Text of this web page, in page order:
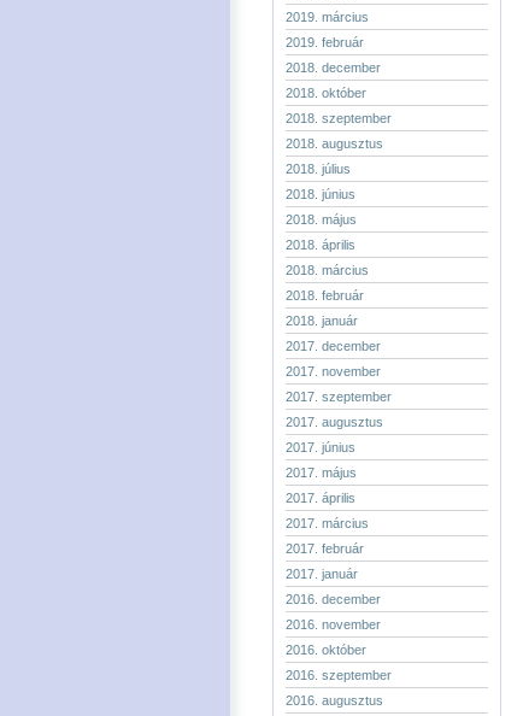
2019. március
2019. február
2018. december
2018. október
2018. szeptember
2018. augusztus
2018. július
2018. június
2018. május
2018. április
2018. március
2018. február
2018. január
2017. december
2017. november
2017. szeptember
2017. augusztus
2017. június
2017. május
2017. április
2017. március
2017. február
2017. január
2016. december
2016. november
2016. október
2016. szeptember
2016. augusztus